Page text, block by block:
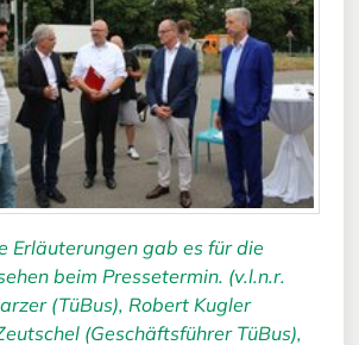
Erläuterungen gab es für die
beim Pressetermin. (v.l.n.r.
(TüBus), Robert Kugler
(Geschäftsführer TüBus),